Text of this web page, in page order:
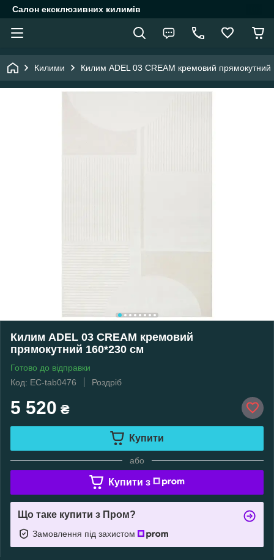
Салон ексклюзивних килимів
Килими Килим ADEL 03 CREAM кремовий
Килим ADEL 03 CREAM кремовий
прямокутний 160*230 см
Готово до відправки
Код: EC-tab0476
Роздріб
5 520 ₴
Купити
або
Купити з
Що таке купити з Пром?
Замовлення під захистом